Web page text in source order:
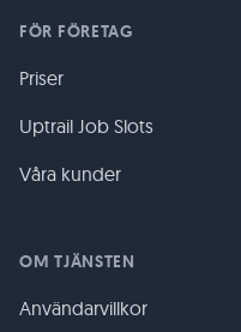
FÖR FÖRETAG
Priser
Uptrail Job Slots
Våra kunder
OM TJÄNSTEN
Användarvillkor